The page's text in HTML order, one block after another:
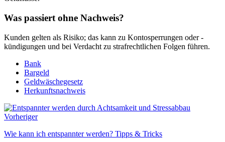
Was passiert ohne Nachweis?
Kunden gelten als Risiko; das kann zu Kontosperrungen oder -
kündigungen und bei Verdacht zu strafrechtlichen Folgen führen.
Bank
Bargeld
Geldwäschegesetz
Herkunftsnachweis
Vorheriger
Wie kann ich entspannter werden? Tipps & Tricks